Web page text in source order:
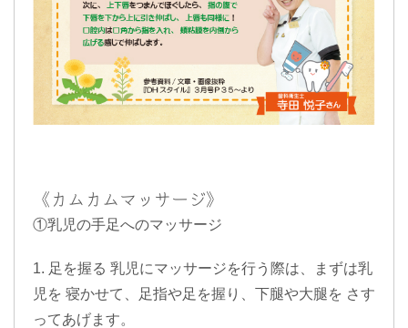
《カムカムマッサージ》
①乳児の手足へのマッサージ
1. 足を握る 乳児にマッサージを行う際は、まずは乳
児を 寝かせて、足指や足を握り、下腿や大腿を さす
ってあげます。